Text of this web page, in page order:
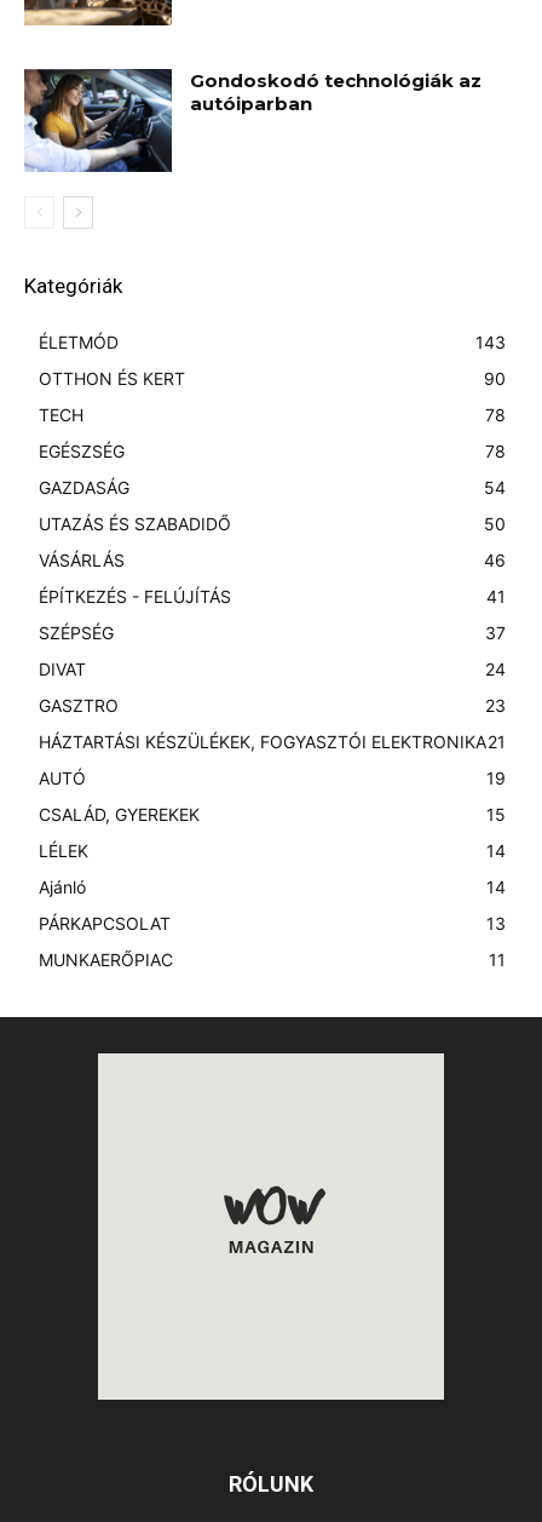
Gondoskodó technológiák az
autóiparban
Kategóriák
ÉLETMÓD
143
OTTHON ÉS KERT
90
TECH
78
EGÉSZSÉG
78
GAZDASÁG
54
UTAZÁS ÉS SZABADIDŐ
50
VÁSÁRLÁS
46
ÉPÍTKEZÉS - FELÚJÍTÁS
41
SZÉPSÉG
37
DIVAT
24
GASZTRO
23
HÁZTARTÁSI KÉSZÜLÉKEK, FOGYASZTÓI ELEKTRONIKA21
AUTÓ
19
CSALÁD, GYEREKEK
15
LÉLEK
14
Ajánló
14
PÁRKAPCSOLAT
13
MUNKAERŐPIAC
11
RÓLUNK